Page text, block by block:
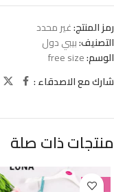
رمز المنتج:غير محدد
التصنيف:بيبي دول
الوسم:free size
شارك مع الاصدقاء :
منتجات ذات صلة
-38%